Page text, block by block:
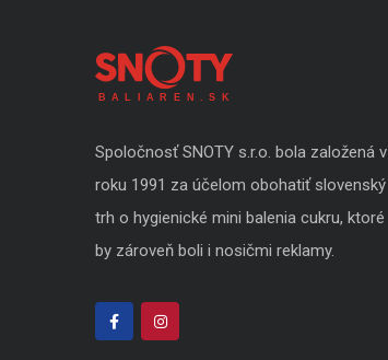
Spoločnosť SNOTY s.r.o. bola založená v
roku 1991 za účelom obohatiť slovenský
trh o hygienické mini balenia cukru, ktoré
by zároveň boli i nosičmi reklamy.